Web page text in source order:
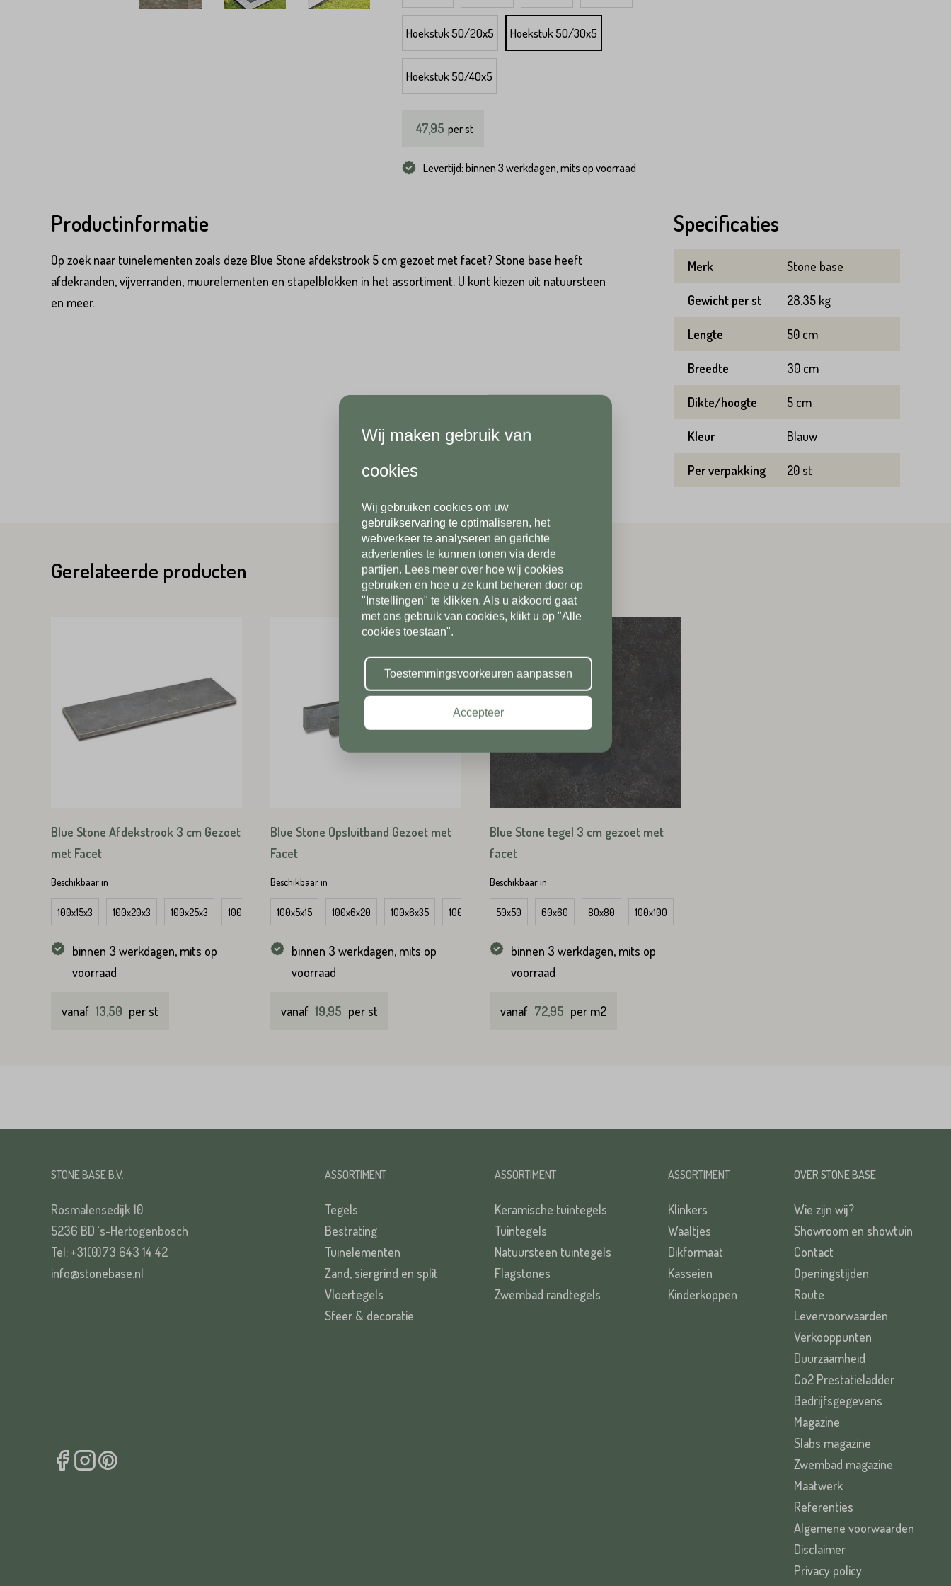
Hoekstuk 50/20x5 Hoekstuk 50/30x5
Hoekstuk 50/40x5
47,95 perst
Levertijd: binnen 3 werkdagen, mits op voorraad
Productinformatie
Op zoek naar tuinelementen zoals deze Blue Stone afdekstrook 5 cm gezoet met facet? Stone base heeft
afdekranden, vijverranden, muurelementen en stapelblokken in het assortiment. U kunt kiezen uit natuursteen
en meer.
Specificaties
Merk Stone base
Gewicht per st 28.35 kg
Lengte 50 cm
Breedte 30 cm
Dikte/hoogte 5 cm
Kleur Blauw
Per verpakking 20 st
Gerelateerde producten
Blue Stone Afdekstrook 3 cm Gezoet
met Facet
Beschikbaar in
100x15x3 100x20x3 100x25x3 100x30x3 Hoekstuk 50/30x3
binnen 3 werkdagen, mits op
voorraad
vanaf 13,50 per st
Blue Stone Opsluitband Gezoet met
Facet
Beschikbaar in
100x5x15 100x6x20 100x6x35 100x8x20 100x10x20
binnen 3 werkdagen, mits op
voorraad
vanaf 19,95 per st
Blue Stone tegel 3 cm gezoet met
facet
Beschikbaar in
50x50 60x60 80x80 100x100
binnen 3 werkdagen, mits op
voorraad
vanaf 72,95 per m2
Achternaam*
Telefoonnummer*
Postcode*
VERSTUREN
Telefoonnummer*
Postcode*
Toevoeging
Plaats*
STONE BASE B.V.
Rosmalensedijk 10
5236 BD ‘s-Hertogenbosch
Tel: +31(0)73 643 14 42
info@stonebase.nl
ASSORTIMENT
Tegels
Bestrating
Tuinelementen
Zand, siergrind en split
Vloertegels
Sfeer & decoratie
ASSORTIMENT
Keramische tuintegels
Tuintegels
Natuursteen tuintegels
Flagstones
Zwembad randtegels
ASSORTIMENT
Klinkers
Waaltjes
Dikformaat
Kasseien
Kinderkoppen
OVER STONE BASE
Wie zijn wij?
Showroom en showtuin
Contact
Openingstijden
Route
Levervoorwaarden
Verkooppunten
Duurzaamheid
Co2 Prestatieladder
Bedrijfsgegevens
Magazine
Slabs magazine
Zwembad magazine
Maatwerk
Referenties
Algemene voorwaarden
Disclaimer
Privacy policy
Wij maken gebruik van
cookies
Wij gebruiken cookies om uw
gebruikservaring te optimaliseren, het
webverkeer te analyseren en gerichte
advertenties te kunnen tonen via derde
partijen. Lees meer over hoe wij cookies
gebruiken en hoe u ze kunt beheren door op
"Instellingen" te klikken. Als u akkoord gaat
met ons gebruik van cookies, klikt u op "Alle
cookies toestaan".
Toestemmingsvoorkeuren aanpassen
Accepteer